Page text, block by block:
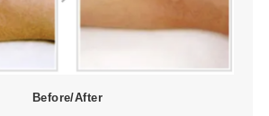
Before/After